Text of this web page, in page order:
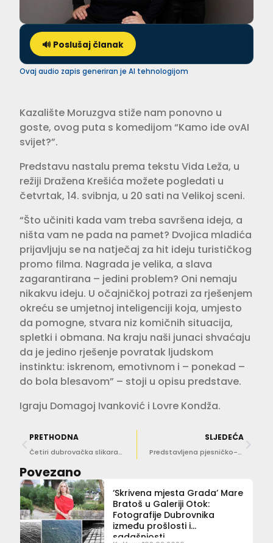
🔊 Poslušaj članak
Ovaj audio zapis generiran je AI tehnologijom
Kazalište Moruzgva stiže nam ponovno u
goste, ovog puta s komedijom “Kamo ide ovAI
svijet?”.
Predstavu nastalu prema tekstu Vida Leža, u
režiji Dražena Krešića možete pogledati u
četvrtak, 14. svibnja, u 20 sati na Velikoj sceni.
“Što učiniti kada vam treba savršena ideja, a
ništa vam ne pada na pamet? Dvojica mladića
prijavljuju se na natječaj za hit ideju turističkog
promo filma. Nagrada je velika, a slava
zagarantirana – jedini problem? Oni nemaju
nikakvu ideju. U očajničkoj potrazi za rješenjem
okreću se umjetnoj inteligenciji koja, umjesto
da pomogne, stvara niz komičnih situacija,
spletki i obmana. Na kraju naši junaci shvaćaju
da je jedino rješenje povratak ljudskom
instinktu: iskrenom, emotivnom i – ponekad –
do bola blesavom” – stoji u opisu predstave.
Igraju Domagoj Ivanković i Lovre Kondža.
PRETHODNA
Četiri dubrovačka slikara predstavila su se rimskoj publici
SLJEDEĆA
Predstavljena pjesničko-grafička mapa ‘List je čovjek koji hoda zrakom – hommage Luku Paljetku’
Povezano
‘Skrivena mjesta Grada’ Mare
Bratoš u Galeriji Otok:
Fotografije Dubrovnika
između prošlosti i
sadašnjosti